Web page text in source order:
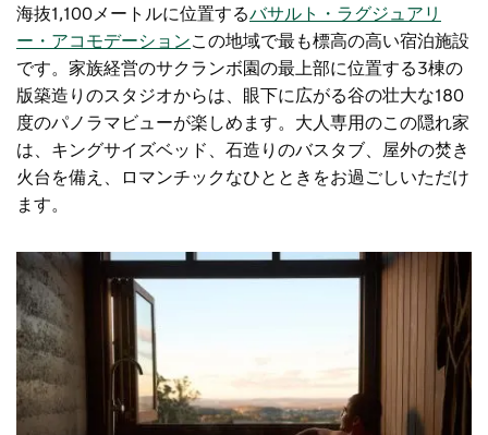
海抜1,100メートルに位置するバサルト・ラグジュアリ
ー・アコモデーションこの地域で最も標高の高い宿泊施設
です。家族経営のサクランボ園の最上部に位置する3棟の
版築造りのスタジオからは、眼下に広がる谷の壮大な180
度のパノラマビューが楽しめます。大人専用のこの隠れ家
は、キングサイズベッド、石造りのバスタブ、屋外の焚き
火台を備え、ロマンチックなひとときをお過ごしいただけ
ます。